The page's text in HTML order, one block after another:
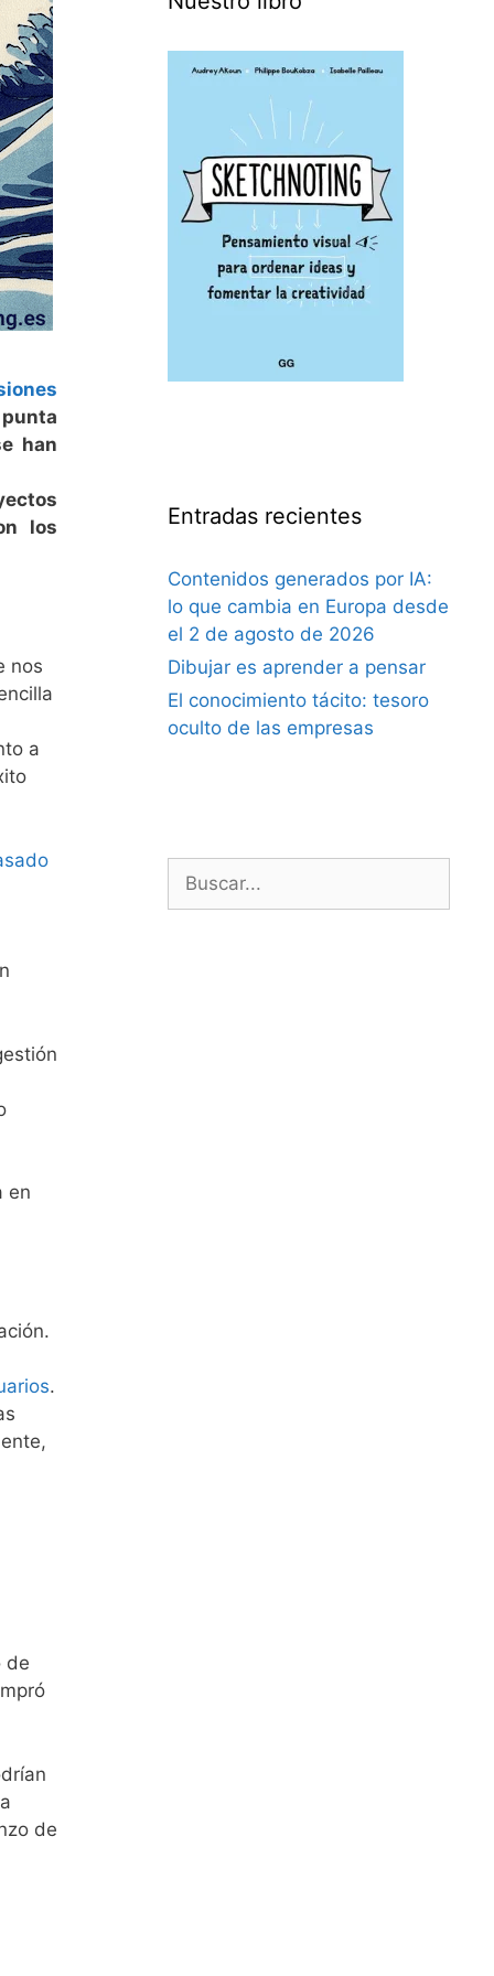
han
los
nos
a
en
.
de
de
Entradas recientes
Contenidos generados por IA:
lo que cambia en Europa desde
el 2 de agosto de 2026
Dibujar es aprender a pensar
El conocimiento tácito: tesoro
oculto de las empresas